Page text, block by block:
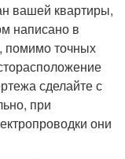
вашей квартиры,
написано в
помимо точных
сделайте с
при
они